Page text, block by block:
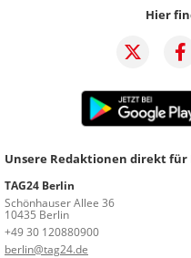
Hier
Unsere Redaktionen direkt für
TAG24 Berlin
Schönhauser Allee 36
10435 Berlin
+49 30 120880900
berlin@tag24.de